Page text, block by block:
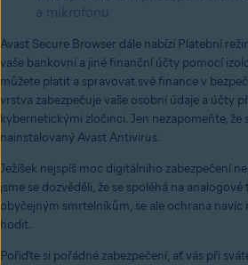
a mikrofonu
Avast Secure Browser dále nabízí Platební
vaše bankovní a jiné finanční účty pomocí
můžete platit a spravovat své finance v
vrstva zabezpečuje vaše osobní údaje a účty
kybernetickými zločinci. Jen nezapomeňte,
nainstalovaný Avast Antivirus.
Ježíšek nejspíš moc digitálního zabezpečení
jsme se dozvěděli, že se spoléhá na
obyčejným smrtelníkům, se ale ochrana
hodit.
Pořiďte si pořádné zabezpečení, ať vás při